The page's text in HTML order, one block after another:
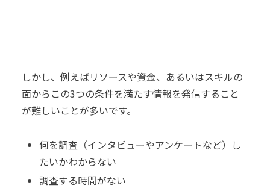
しかし、例えばリソースや資金、あるいはスキルの
面からこの3つの条件を満たす情報を発信すること
が難しいことが多いです。
何を調査（インタビューやアンケートなど）し
たいかわからない
調査する時間がない